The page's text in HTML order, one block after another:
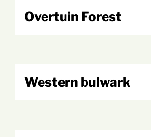
Overtuin Forest
Western bulwark